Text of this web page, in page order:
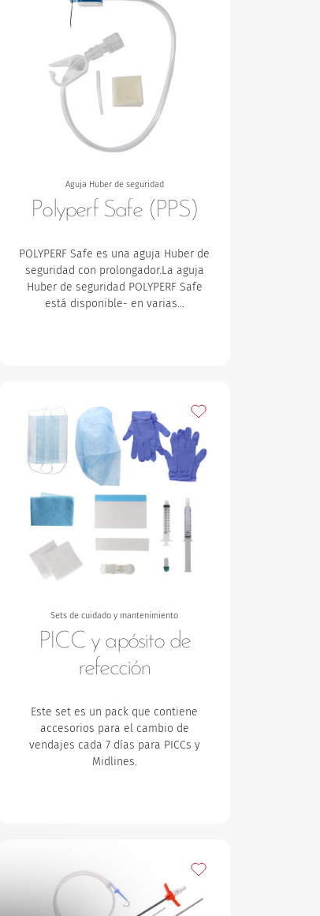
Aguja Huber de seguridad
Polyperf Safe (PPS)
POLYPERF Safe es una aguja Huber de
seguridad con prolongador.La aguja
Huber de seguridad POLYPERF Safe
está disponible- en varias…
mis favoritos
Sets de cuidado y mantenimiento
PICC y apósito de
refección
Este set es un pack que contiene
accesorios para el cambio de
vendajes cada 7 días para PICCs y
Midlines.
Añadir a mis favoritos
mis favoritos Añadir a mis favoritos